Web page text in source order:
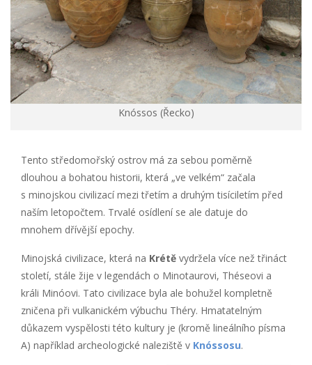
Knóssos (Řecko)
Tento středomořský ostrov má za sebou poměrně
dlouhou a bohatou historii, která „ve velkém“ začala
s minojskou civilizací mezi třetím a druhým tisíciletím před
naším letopočtem. Trvalé osídlení se ale datuje do
mnohem dřívější epochy.
Minojská civilizace, která na Krétě vydržela více než třináct
století, stále žije v legendách o Minotaurovi, Théseovi a
králi Minóovi. Tato civilizace byla ale bohužel kompletně
zničena při vulkanickém výbuchu Théry. Hmatatelným
důkazem vyspělosti této kultury je (kromě lineálního písma
A) například archeologické naleziště v Knóssosu.